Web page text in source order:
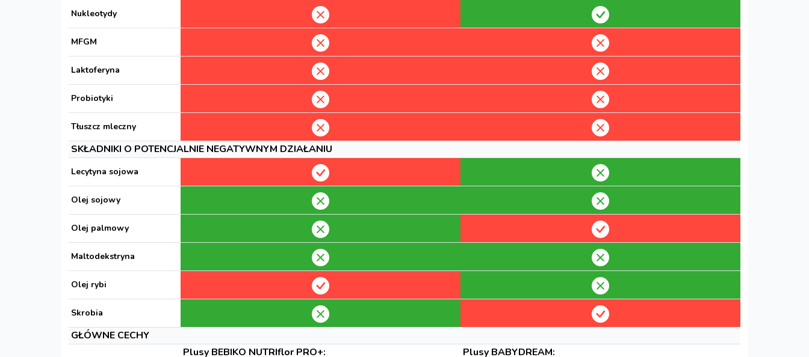
Nukleotydy
MFGM
Laktoferyna
Probiotyki
Tłuszcz mleczny
SKŁADNIKI O POTENCJALNIE NEGATYWNYM DZIAŁANIU
Lecytyna sojowa
Olej sojowy
Olej palmowy
Maltodekstryna
Olej rybi
Skrobia
GŁÓWNE CECHY
Plusy BEBIKO NUTRIflor PRO+:
Plusy BABYDREAM: